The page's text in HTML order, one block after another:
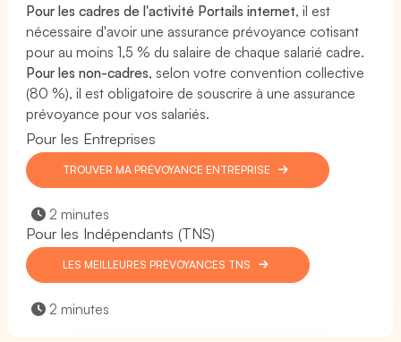
Pour les cadres de l'activité Portails internet, il est
nécessaire d'avoir une assurance prévoyance cotisant
pour au moins 1,5 % du salaire de chaque salarié cadre.
Pour les non-cadres, selon votre convention collective
(80 %), il est obligatoire de souscrire à une assurance
prévoyance pour vos salariés.
Pour les Entreprises
TROUVER MA PRÉVOYANCE ENTREPRISE
2 minutes
Pour les Indépendants (TNS)
LES MEILLEURES PRÉVOYANCES TNS
2 minutes